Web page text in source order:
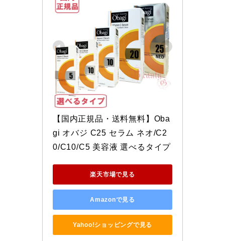
【国内正規品・送料無料】Oba
gi オバジ C25 セラム ネオ/C2
0/C10/C5 美容液 選べるタイプ
楽天市場で見る
Amazonで見る
Yahoo!ショッピングで見る